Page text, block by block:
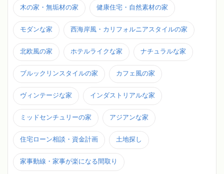
木の家・無垢材の家 健康住宅・自然素材の家
モダンな家 西海岸風・カリフォルニアスタイルの家
北欧風の家 ホテルライクな家 ナチュラルな家
ブルックリンスタイルの家 カフェ風の家
ヴィンテージな家 インダストリアルな家
ミッドセンチュリーの家 アジアンな家
住宅ローン相談・資金計画 土地探し
家事動線・家事が楽になる間取り